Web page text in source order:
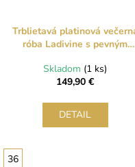
Trblietavá platinová
róba Ladivine s pevným
šnurovaním
Skladom (1 ks)
149,90 €
DETAIL
36